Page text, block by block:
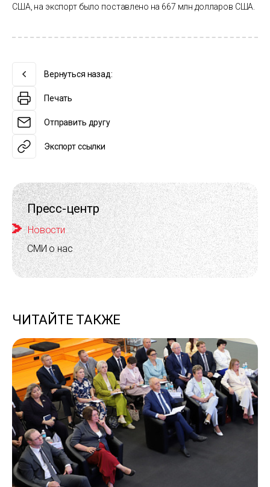
Пресс-центр
Новости
СМИ о нас
ЧИТАЙТЕ ТАКЖЕ
США, на экспорт было поставлено на 667 млн долларов США.
Вернуться назад:
Печать
Отправить другу
Экспорт ссылки